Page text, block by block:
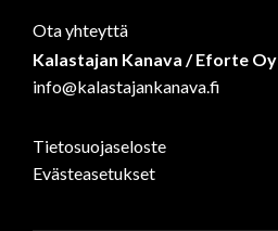
Ota yhteyttä
Kalastajan Kanava / Eforte Oy
info@kalastajankanava.fi
Tietosuojaseloste
Evästeasetukset